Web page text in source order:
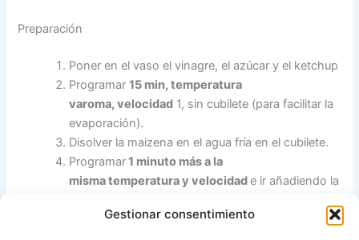
Gestionar consentimiento
Preparación
Poner en el vaso el vinagre, el azúcar y el ketchup
Programar15 min, temperatura
varoma,velocidad 1, sin cubilete (para facilitar la
evaporación).
Disolver la maizena en el agua fría en el cubilete.
Programar1 minuto más a la
misma temperatura yvelocidade ir añadiendo la
y ya está.